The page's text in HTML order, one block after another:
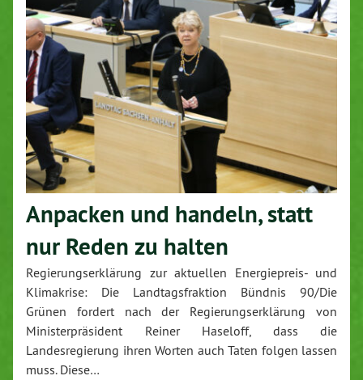
Anpacken und handeln, statt
nur Reden zu halten
Regierungserklärung zur aktuellen Energiepreis- und
Klimakrise: Die Landtagsfraktion Bündnis 90/Die
Grünen fordert nach der Regierungserklärung von
Ministerpräsident Reiner Haseloff, dass die
Landesregierung ihren Worten auch Taten folgen lassen
muss. Diese…